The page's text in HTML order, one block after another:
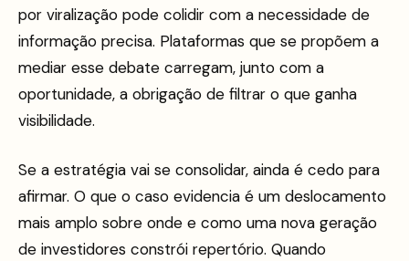
por viralização pode colidir com a necessidade de
informação precisa. Plataformas que se propõem a
mediar esse debate carregam, junto com a
oportunidade, a obrigação de filtrar o que ganha
visibilidade.
Se a estratégia vai se consolidar, ainda é cedo para
afirmar. O que o caso evidencia é um deslocamento
mais amplo sobre onde e como uma nova geração
de investidores constrói repertório. Quando